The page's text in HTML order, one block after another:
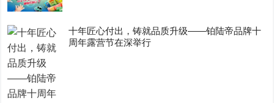
十年匠心付出，铸就品质升级——铂陆帝品牌十
周年露营节在深举行